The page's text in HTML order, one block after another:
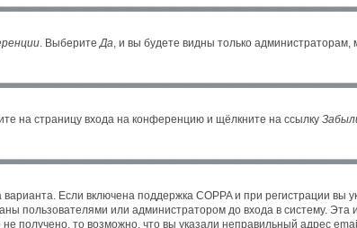
. ВыберитеДа, и вы будете видны только
на страницу входа на конференцию и щёлкните на ссылку
Если включена поддержка COPPA и при регистрации вы
пользователями или администратором до входа в систему.
получено, то возможно, что вы указали неправильный адрес